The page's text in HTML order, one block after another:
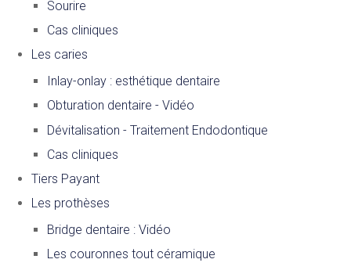
Sourire
Cas cliniques
Les caries
Inlay-onlay : esthétique dentaire
Obturation dentaire - Vidéo
Dévitalisation - Traitement Endodontique
Cas cliniques
Tiers Payant
Les prothèses
Bridge dentaire : Vidéo
Les couronnes tout céramique